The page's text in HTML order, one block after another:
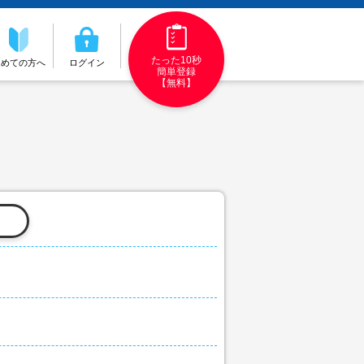
ての方へ ログイン
たった10秒
簡単登録
【無料】